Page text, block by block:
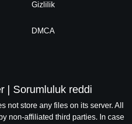
Gizlilik
DMCA
| Sorumluluk reddi
not store any files on its server. All
non-affiliated third parties. In case